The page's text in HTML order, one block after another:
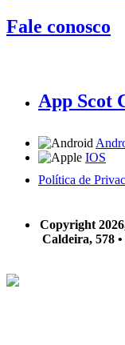
Fale conosco
App Scot
IOS
Política de
Copyright
Caldeira, 578